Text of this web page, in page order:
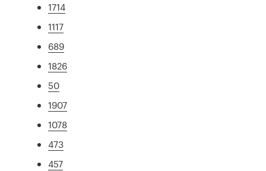
1714
1117
689
1826
50
1907
1078
473
457